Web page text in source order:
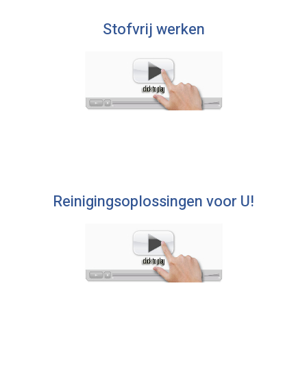
Stofvrij werken
Reinigingsoplossingen voor U!